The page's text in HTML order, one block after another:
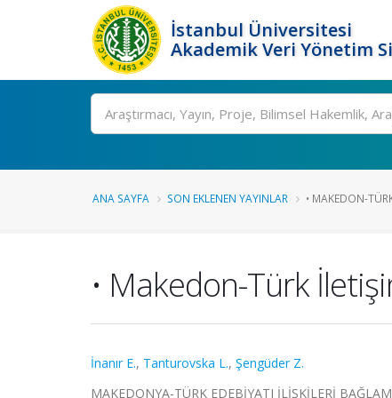
İstanbul Üniversitesi
Akademik Veri Yönetim
Ara
ANA SAYFA SON EKLENEN YAYINLAR • MAKEDON-
• Makedon-Türk
İnanır E., Tanturovska L., Şengüder Z.
MAKEDONYA-TÜRK EDEBİYATI İLİŞKİLERİ